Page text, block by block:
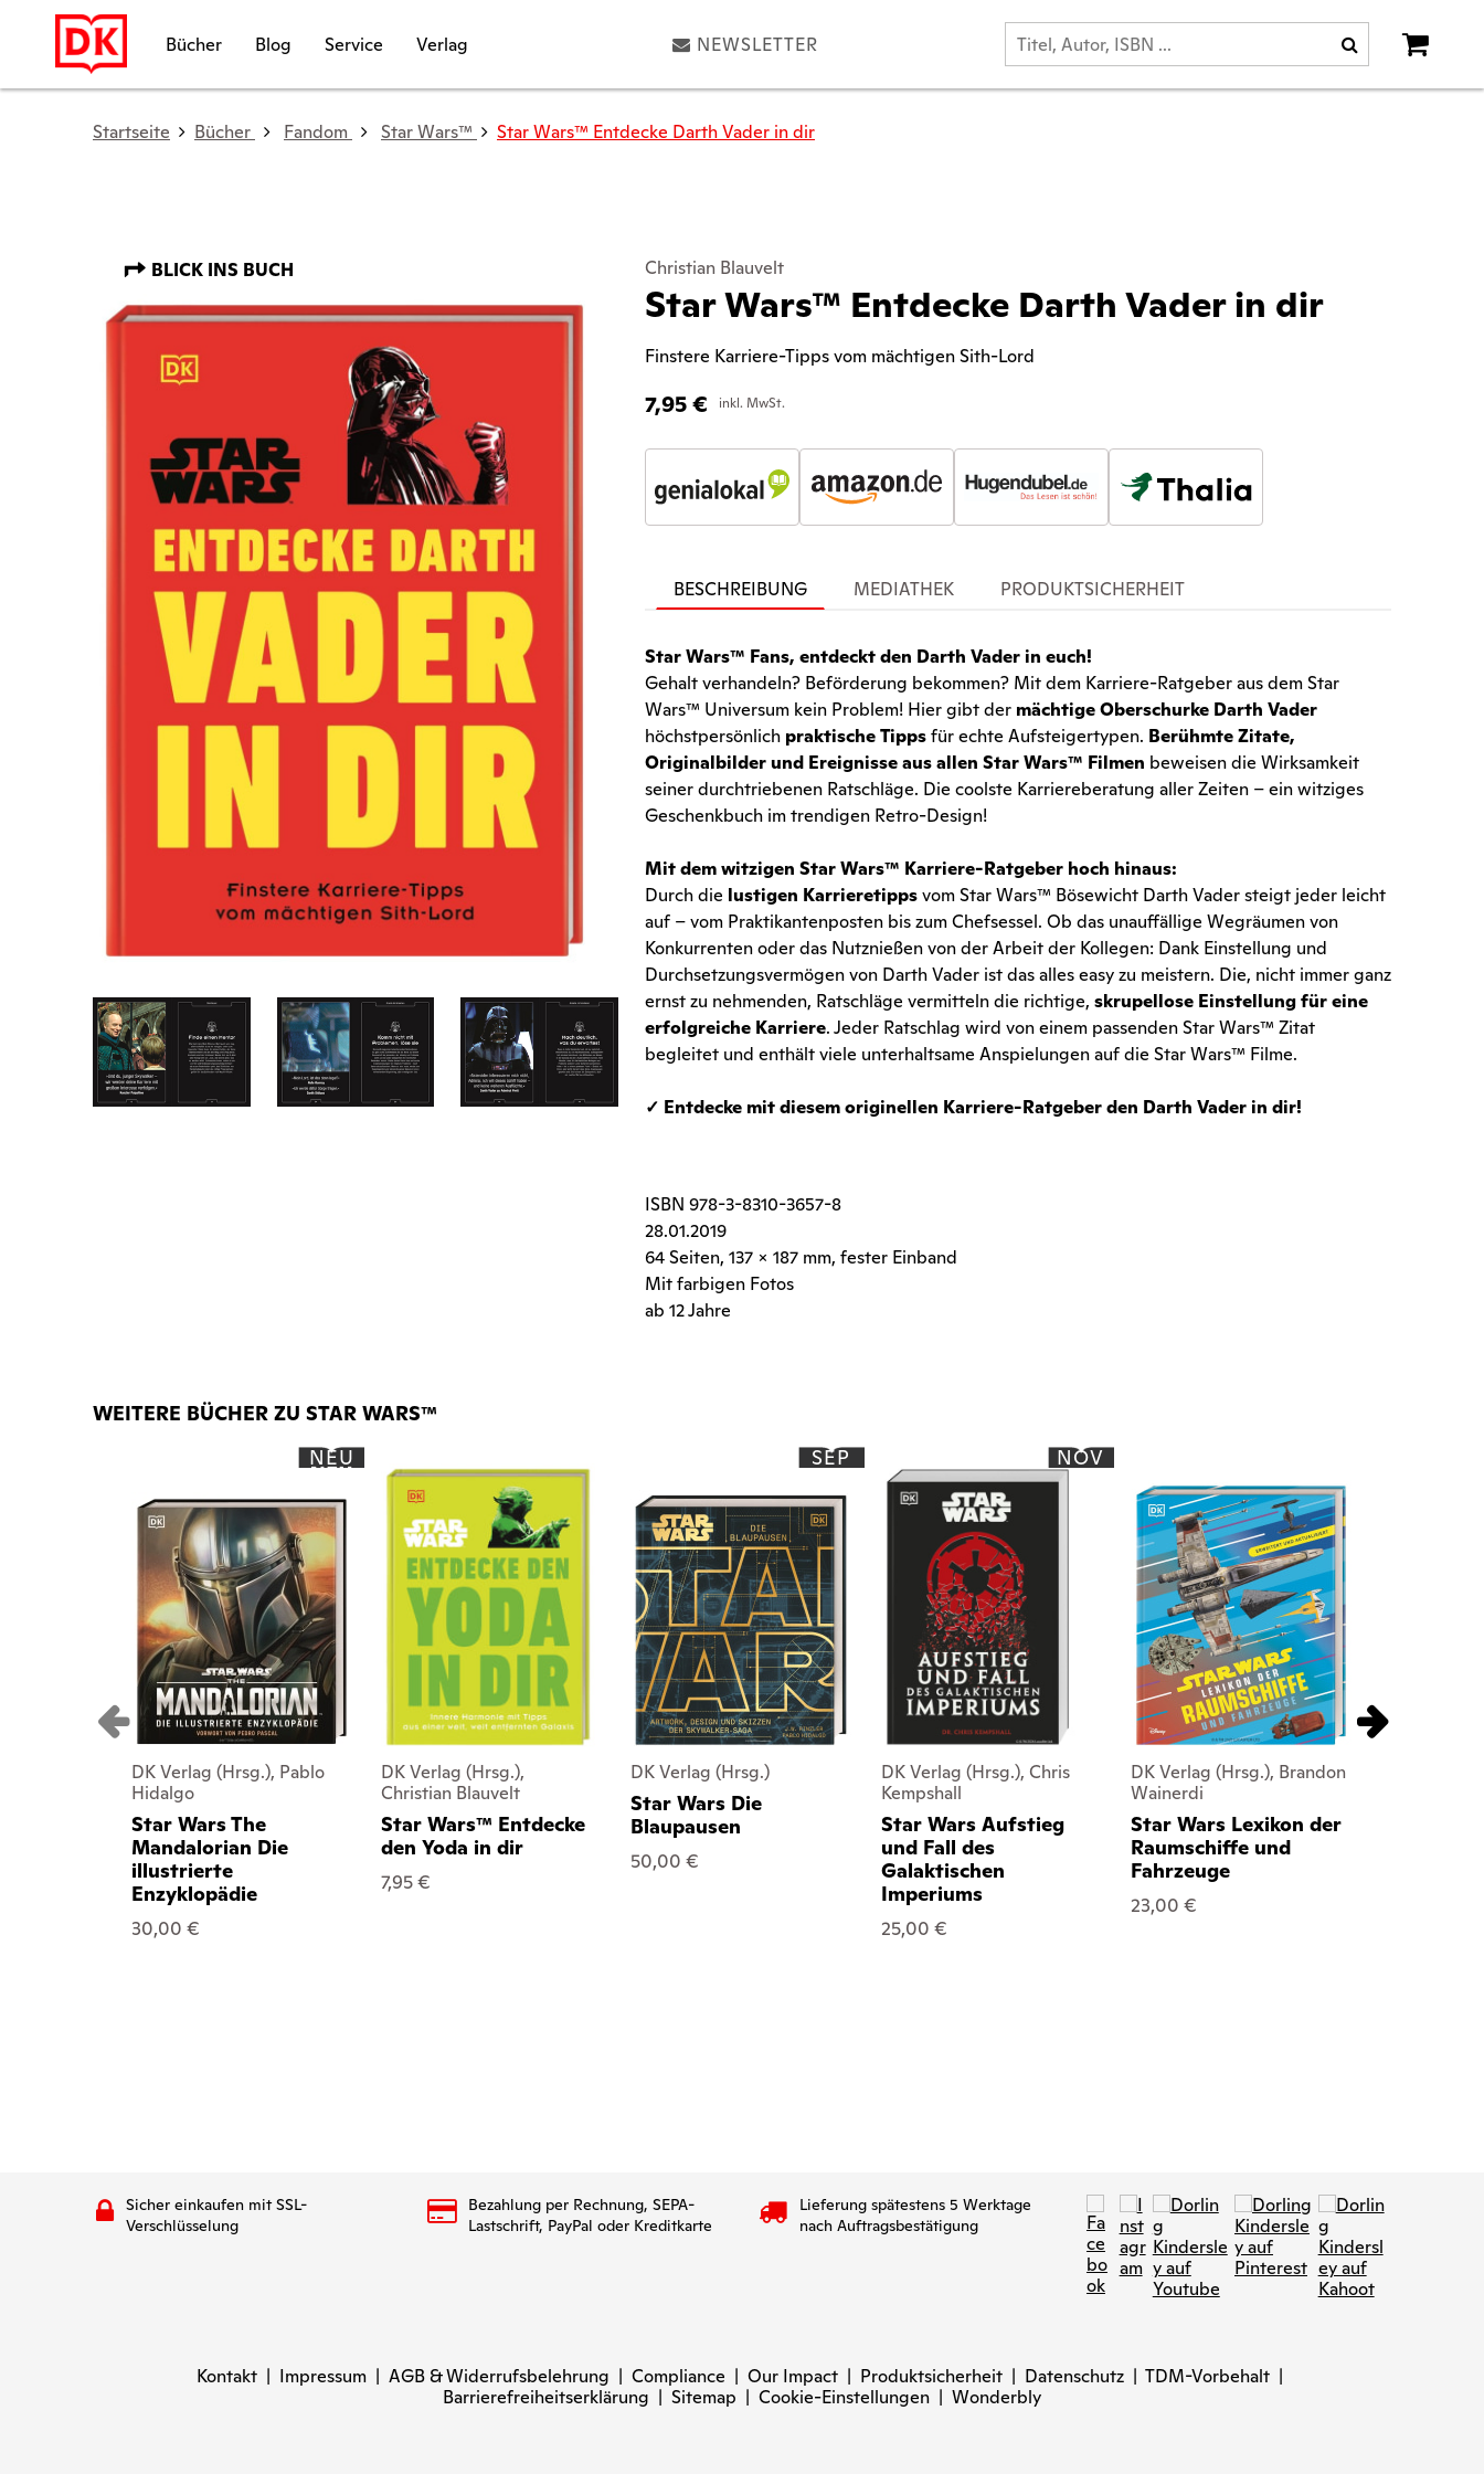
Bücher Blog Service Verlag NEWSLETTER
Startseite Bücher Fandom Star Wars™ Star Wars™ Entdecke Darth Vader in dir
BLICK INS BUCH Christian Blauvelt
Star Wars™ Entdecke Darth Vader in dir
Finstere Karriere-Tipps vom mächtigen Sith-Lord
7,95€ inkl. MwSt.
BESCHREIBUNG MEDIATHEK PRODUKTSICHERHEIT
Star Wars™ Fans, entdeckt den Darth Vader in euch!
Gehalt verhandeln? Beförderung bekommen? Mit dem Karriere-Ratgeber aus dem Star
Wars™ Universum kein Problem! Hier gibt der mächtige Oberschurke Darth Vader
höchstpersönlich praktische Tippsfür echte Aufsteigertypen. Berühmte Zitate,
Originalbilder und Ereignisse aus allen Star Wars™ Filmen beweisen die Wirksamkeit
seiner durchtriebenen Ratschläge. Die coolste Karriereberatung aller Zeiten – ein witziges
Geschenkbuch im trendigen Retro-Design!
Mit dem witzigen Star Wars™ Karriere-Ratgeber hoch hinaus:
Durch die lustigen Karrieretippsvom Star Wars™ Bösewicht Darth Vader steigt jeder leicht
auf – vom Praktikantenposten bis zum Chefsessel. Ob das unauffällige Wegräumen von
Konkurrenten oder das Nutznießen von der Arbeit der Kollegen: Dank Einstellung und
Durchsetzungsvermögen von Darth Vader ist das alles easy zu meistern. Die, nicht immer ganz
ernst zu nehmenden, Ratschläge vermitteln die richtige, skrupellose Einstellung für eine
erfolgreiche Karriere. Jeder Ratschlag wird von einem passenden Star Wars™ Zitat
begleitet und enthält viele unterhaltsame Anspielungen auf die Star Wars™ Filme.
✓ Entdecke mit diesem originellen Karriere-Ratgeber den Darth Vader in dir!
ISBN 978-3-8310-3657-8
28.01.2019
64 Seiten, 137 x 187 mm, fester Einband
Mit farbigen Fotos
ab 12 Jahre
WEITERE BÜCHER ZU STAR WARS™
NEU
DK Verlag (Hrsg.), Pablo
Hidalgo
Star Wars The
Mandalorian Die
illustrierte
Enzyklopädie
30,00 €
DK Verlag (Hrsg.),
Christian Blauvelt
Star Wars™ Entdecke
den Yoda in dir
7,95 €
SEP
DK Verlag (Hrsg.)
Star Wars Die
Blaupausen
50,00 €
NOV
DK Verlag (Hrsg.), Chris
Kempshall
Star Wars Aufstieg
und Fall des
Galaktischen
Imperiums
25,00 €
DK Verlag (Hrsg.), Brandon
Wainerdi
Star Wars Lexikon der
Raumschiffe und
Fahrzeuge
23,00 €
Sicher einkaufen mit SSL-
Verschlüsselung
Bezahlung per Rechnung, SEPA-
Lastschrift, PayPal oder Kreditkarte
Lieferung spätestens 5 Werktage
nach Auftragsbestätigung
Kontakt | Impressum | AGB & Widerrufsbelehrung | Compliance | Our Impact | Produktsicherheit | Datenschutz | TDM-Vorbehalt |
Barrierefreiheitserklärung | Sitemap | Cookie-Einstellungen | Wonderbly